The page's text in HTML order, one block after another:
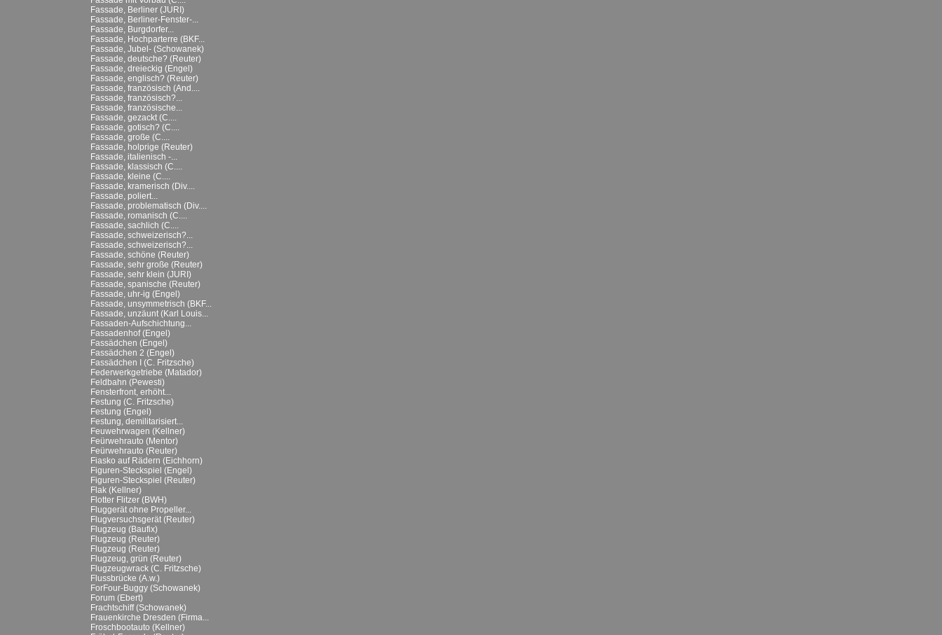
Fassade, Berliner (JURI)
Fassade, Berliner-Fenster-...
Fassade, Burgdorfer...
Fassade, Hochparterre (BKF...
Fassade, Jubel- (Schowanek)
Fassade, deutsche? (Reuter)
Fassade, dreieckig (Engel)
Fassade, englisch? (Reuter)
Fassade, französisch (And....
Fassade, französisch?...
Fassade, französische...
Fassade, gezackt (C....
Fassade, gotisch? (C....
Fassade, große (C....
Fassade, holprige (Reuter)
Fassade, italienisch -...
Fassade, klassisch (C....
Fassade, kleine (C....
Fassade, kramerisch (Div....
Fassade, poliert...
Fassade, problematisch (Div....
Fassade, romanisch (C....
Fassade, sachlich (C....
Fassade, schweizerisch?...
Fassade, schweizerisch?...
Fassade, schöne (Reuter)
Fassade, sehr große (Reuter)
Fassade, sehr klein (JURI)
Fassade, spanische (Reuter)
Fassade, uhr-ig (Engel)
Fassade, unsymmetrisch (BKF...
Fassade, unzäunt (Karl Louis...
Fassaden-Aufschichtung...
Fassadenhof (Engel)
Fassädchen (Engel)
Fassädchen 2 (Engel)
Fassädchen I (C. Fritzsche)
Federwerkgetriebe (Matador)
Feldbahn (Pewesti)
Fensterfront, erhöht...
Festung (C. Fritzsche)
Festung (Engel)
Festung, demilitarisiert...
Feuwehrwagen (Kellner)
Feürwehrauto (Mentor)
Feürwehrauto (Reuter)
Fiasko auf Rädern (Eichhorn)
Figuren-Steckspiel (Engel)
Figuren-Steckspiel (Reuter)
Flak (Kellner)
Flotter Flitzer (BWH)
Fluggerät ohne Propeller...
Flugversuchsgerät (Reuter)
Flugzeug (Baufix)
Flugzeug (Reuter)
Flugzeug (Reuter)
Flugzeug, grün (Reuter)
Flugzeugwrack (C. Fritzsche)
Flussbrücke (A.w.)
ForFour-Buggy (Schowanek)
Forum (Ebert)
Frachtschiff (Schowanek)
Frauenkirche Dresden (Firma...
Froschbootauto (Kellner)